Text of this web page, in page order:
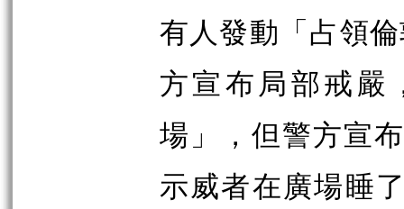
有人發動「占領
方宣布局部戒嚴
場」，但警方宣
示威者在廣場睡